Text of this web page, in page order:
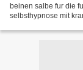
beinen salbe fur die
selbsthypnose mit